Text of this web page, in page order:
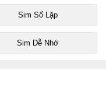
Sim Số Lặp
Sim Dễ Nhớ